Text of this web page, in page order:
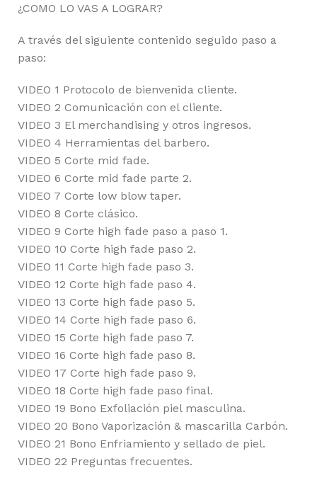
¿COMO LO VAS A LOGRAR?
A través del siguiente contenido seguido paso a
paso:
VIDEO 1 Protocolo de bienvenida cliente.
VIDEO 2 Comunicación con el cliente.
VIDEO 3 El merchandising y otros ingresos.
VIDEO 4 Herramientas del barbero.
VIDEO 5 Corte mid fade.
VIDEO 6 Corte mid fade parte 2.
VIDEO 7 Corte low blow taper.
VIDEO 8 Corte clásico.
VIDEO 9 Corte high fade paso a paso 1.
VIDEO 10 Corte high fade paso 2.
VIDEO 11 Corte high fade paso 3.
VIDEO 12 Corte high fade paso 4.
VIDEO 13 Corte high fade paso 5.
VIDEO 14 Corte high fade paso 6.
VIDEO 15 Corte high fade paso 7.
VIDEO 16 Corte high fade paso 8.
VIDEO 17 Corte high fade paso 9.
VIDEO 18 Corte high fade paso final.
VIDEO 19 Bono Exfoliación piel masculina.
VIDEO 20 Bono Vaporización & mascarilla Carbón.
VIDEO 21 Bono Enfriamiento y sellado de piel.
VIDEO 22 Preguntas frecuentes.